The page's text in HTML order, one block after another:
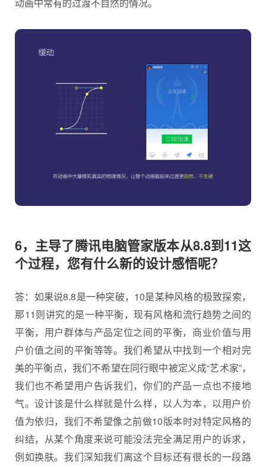
6，主导了腾讯电脑管家版本从8.8到11这
个过程，您有什么新的设计感悟呢？
答：如果说8.8是一种突破，10是某种风格的极致探索，
那11则讲究的是一种平衡，现有风格和流行趋势之间的
平衡，用户群体与产品定位之间的平衡，商业价值与用
户价值之间的平衡等等。我们希望从中找到一个相对完
美的平衡点，我们不希望在同行眼中被定义成“艺术家”，
我们也不希望用户告诉我们，你们的产品一点也不接地
气。设计该是什么样就是什么样，以人为本，以用户价
值为依归，我们不希望像之前做10版本时对特定风格的
纠结，从某个角度来说可能没法完全满足用户的诉求，
例如换肤。我们深知我们离这个目标还有很长的一段路